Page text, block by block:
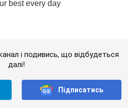
і подивись, що відбудеться
далі!
Підписатись